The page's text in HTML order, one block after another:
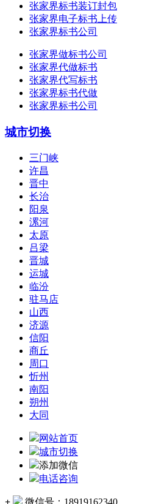
张家界标书装订封包
张家界电子标书上传
张家界标书公司
张家界做标书公司
张家界代做标书
张家界代写标书
张家界标书代做
张家界标书公司
城市切换
三门峡
许昌
晋中
长治
阳泉
漯河
太原
吕梁
晋城
运城
临汾
驻马店
山西
济源
信阳
商丘
周口
忻州
南阳
朔州
大同
网站首页
城市切换
添加微信
电话咨询
+ 微信号： 18919162340